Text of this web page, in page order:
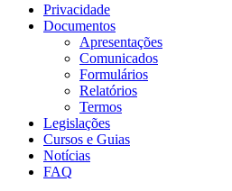
Privacidade
Documentos
Apresentações
Comunicados
Formulários
Relatórios
Termos
Legislações
Cursos e Guias
Notícias
FAQ